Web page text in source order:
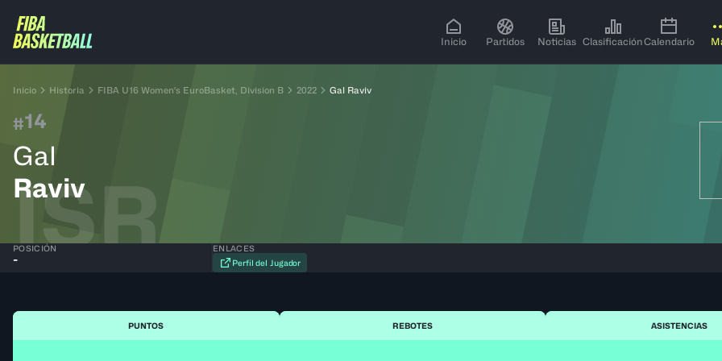
Inicio Partidos Noticias ClasificaciónCalendario
Inicio Historia FIBA U16 Women's EuroBasket, Division B 2022 Gal Raviv
#14
Gal
Raviv
ISR
POSICIÓN
-
ENLACES
Perfil del Jugador
PUNTOS REBOTES ASISTENCIAS